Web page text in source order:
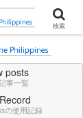
posts
事一覧
の使用記録
検索